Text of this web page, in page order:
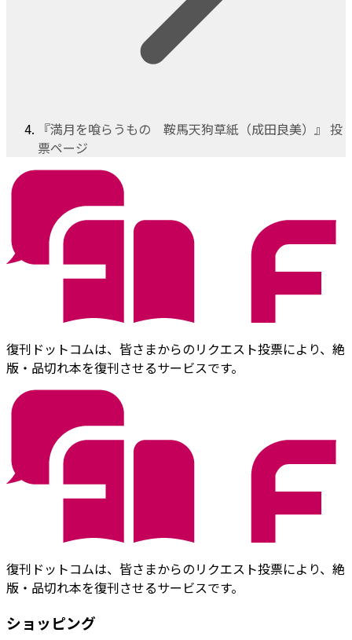
『満月を喰らうもの 鞍馬天狗草紙（成田良美）』 投
票ページ
復刊ドットコムは、皆さまからのリクエスト投票により、絶
版・品切れ本を復刊させるサービスです。
復刊ドットコムは、皆さまからのリクエスト投票により、絶
版・品切れ本を復刊させるサービスです。
ショッピング